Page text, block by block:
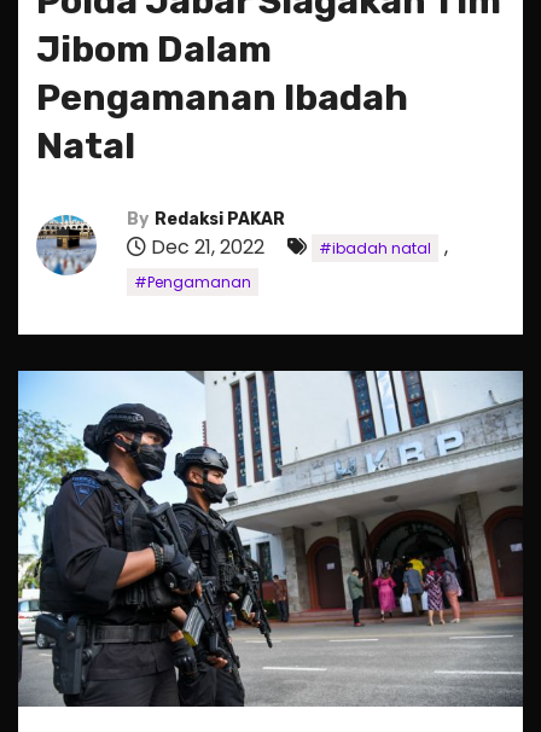
Jibom Dalam
Pengamanan Ibadah
Natal
By Redaksi PAKAR
Dec 21, 2022 #ibadah natal ,
#Pengamanan